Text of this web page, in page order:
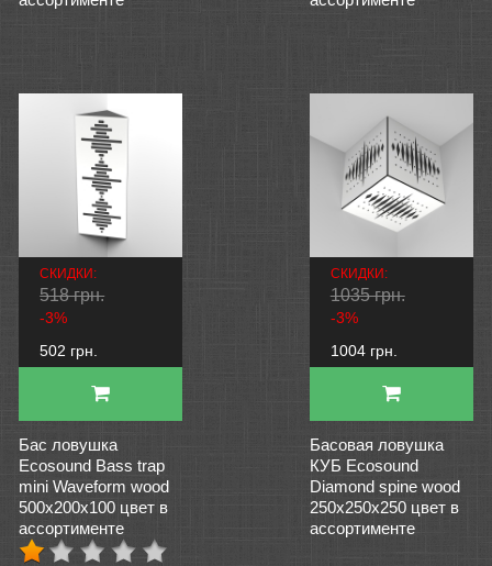
СКИДКИ:
518 грн.
-3%
502 грн.
Бас ловушка
Ecosound Bass trap
mini Waveform wood
500x200x100 цвет в
ассортименте
СКИДКИ:
1035 грн.
-3%
1004 грн.
Басовая ловушка
КУБ Ecosound
Diamond spine wood
250x250x250 цвет в
ассортименте